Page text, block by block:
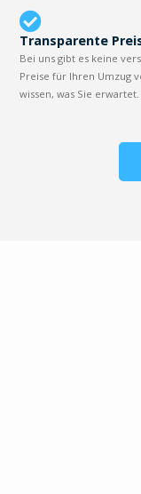
Transparente
Bei uns gibt es keine
Preise für Ihren Umzug
wissen, was Sie erwartet.